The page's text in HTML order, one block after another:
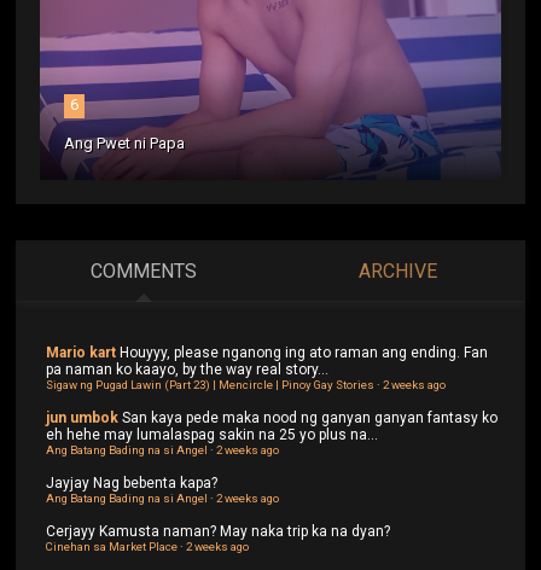
6
Ang Pwet ni Papa
COMMENTS ARCHIVE
Mario kart Houyyy, please nganong ing ato raman ang ending. Fan
pa naman ko kaayo, by the way real story...
Sigaw ng Pugad Lawin (Part 23) | Mencircle | Pinoy Gay Stories ·2 weeks ago
jun umbok San kaya pede maka nood ng ganyan ganyan fantasy ko
eh hehe may lumalaspag sakin na 25 yo plus na...
Ang Batang Bading na si Angel ·2 weeks ago
Jayjay Nag bebenta kapa?
Ang Batang Bading na si Angel ·2 weeks ago
Cerjayy Kamusta naman? May naka trip ka na dyan?
Cinehan sa Market Place·2 weeks ago